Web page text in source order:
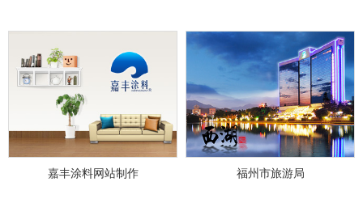
嘉丰涂料网站制作 福州市旅游局